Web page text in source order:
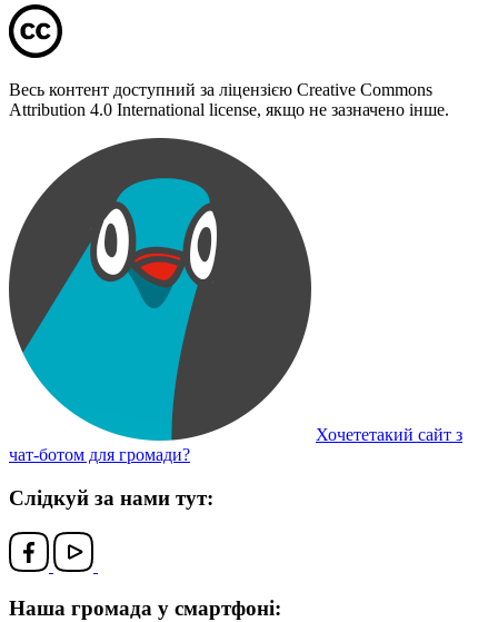
Весь контент доступний за ліцензією Creative Commons
Attribution 4.0 International license, якщо не зазначено інше.
Хочететакий сайт з
чат-ботом для громади?
Слідкуй за нами тут:
Наша громада у смартфоні: